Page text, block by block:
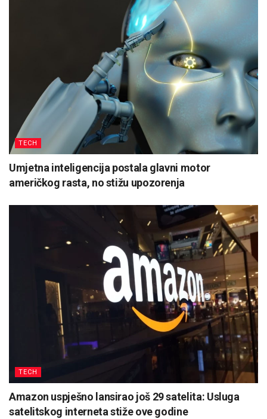
TECH
Umjetna inteligencija postala glavni motor
američkog rasta, no stižu upozorenja
TECH
Amazon uspješno lansirao još 29 satelita: Usluga
satelitskog interneta stiže ove godine